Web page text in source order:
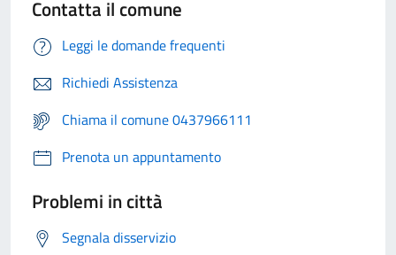
Contatta il comune
Leggi le domande frequenti
Richiedi Assistenza
Chiama il comune 0437966111
Prenota un appuntamento
Problemi in città
Segnala disservizio